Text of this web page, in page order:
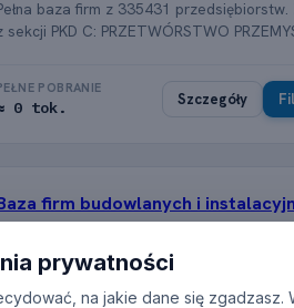
baza firm z 335431
sekcji PKD C: PRZETWÓRSTWO
POBRANIE
0 tok. Szczegóły
firm budowlanych i
6 prywatności
na jakie dane się zgadzasz.